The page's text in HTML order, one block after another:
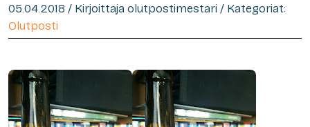
05.04.2018 / Kirjoittaja olutpostimestari / Kategoriat:
Olutposti